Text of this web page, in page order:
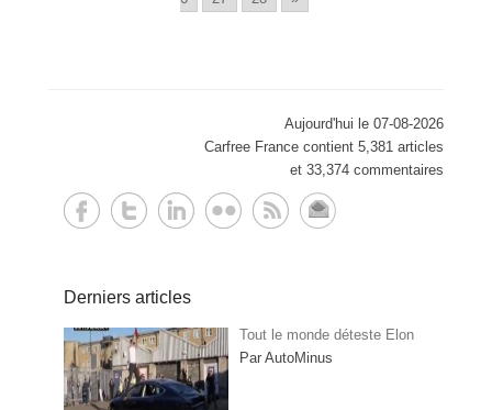
Aujourd'hui le 07-08-2026
Carfree France contient 5,381 articles
et 33,374 commentaires
Derniers articles
Tout le monde déteste Elon
Par AutoMinus